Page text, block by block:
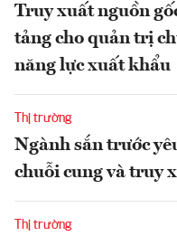
Truy xuất nguồn
tảng cho quản trị
năng lực xuất khẩu
Thị trường
Ngành sắn trước
chuỗi cung và truy
Thị trường